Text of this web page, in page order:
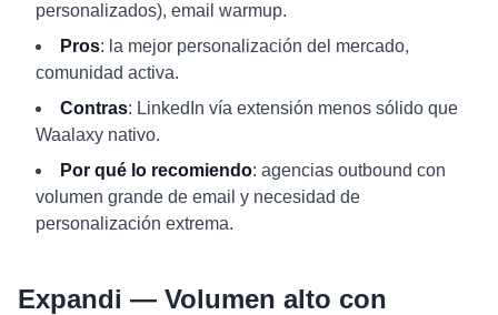
personalizados), email warmup.
Pros: la mejor personalización del mercado,
comunidad activa.
Contras: LinkedIn vía extensión menos sólido que
Waalaxy nativo.
Por qué lo recomiendo: agencias outbound con
volumen grande de email y necesidad de
personalización extrema.
Expandi — Volumen alto con